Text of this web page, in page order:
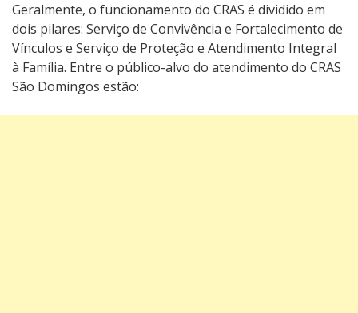
Geralmente, o funcionamento do CRAS é dividido em
dois pilares: Serviço de Convivência e Fortalecimento de
Vínculos e Serviço de Proteção e Atendimento Integral
à Família. Entre o público-alvo do atendimento do CRAS
São Domingos estão: